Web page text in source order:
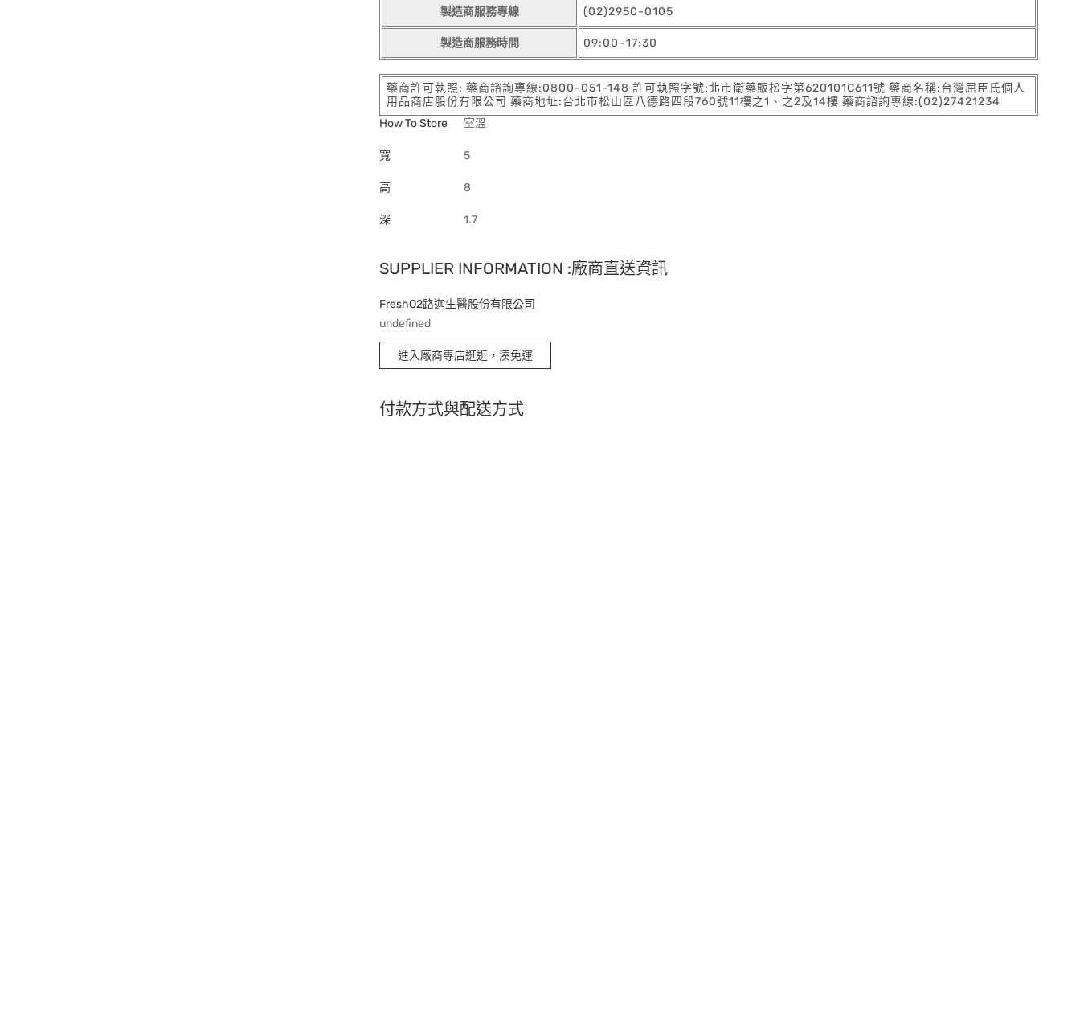
製造商服務專線 (02)2950-0105
製造商服務時間 09:00~17:30
藥商許可執照: 藥商諮詢專線:0800-051-148 許可執照字號:北市衛藥販松字第620101C611號 藥商名稱:台灣屈臣氏個人
用品商店股份有限公司 藥商地址:台北市松山區八德路四段760號11樓之1、之2及14樓 藥商諮詢專線:(02)27421234
How To Store
室溫
寬 5
高 8
深 1.7
SUPPLIER INFORMATION :廠商直送資訊
FreshO2路迦生醫股份有限公司
undefined
進入廠商專店逛逛，湊免運
付款方式與配送方式